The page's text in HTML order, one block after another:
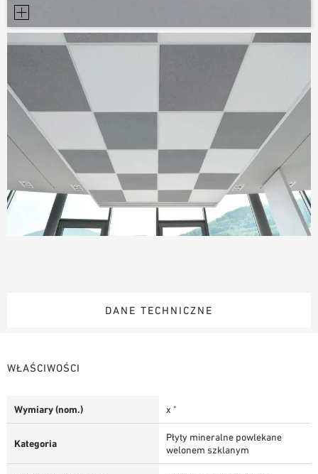
DANE TECHNICZNE
WŁAŚCIWOŚCI
Wymiary (nom.) x "
Kategoria
Płyty mineralne powlekane
welonem szklanym